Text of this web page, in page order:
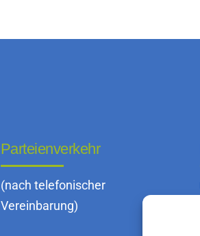
Parteienverkehr
(nach telefonischer
Vereinbarung)